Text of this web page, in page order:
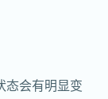
态会有明显变